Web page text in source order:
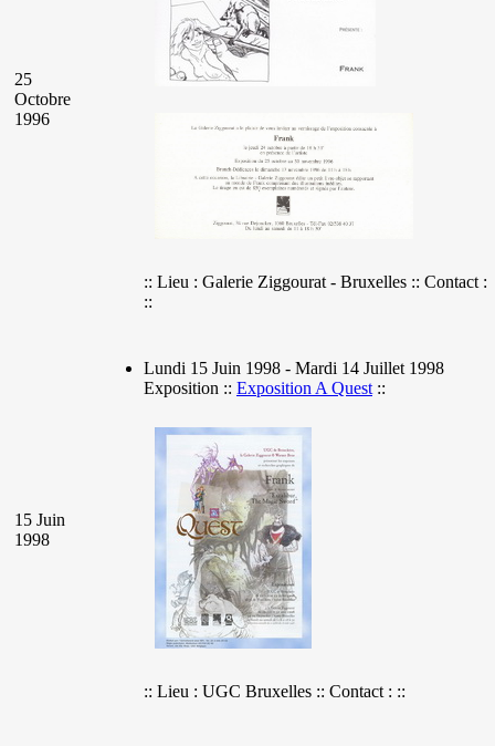
25
Octobre
1996
:: Lieu : Galerie Ziggourat - Bruxelles :: Contact :
::
15 Juin
1998
Lundi 15 Juin 1998 - Mardi 14 Juillet 1998
Exposition :: Exposition A Quest ::
:: Lieu : UGC Bruxelles :: Contact : ::